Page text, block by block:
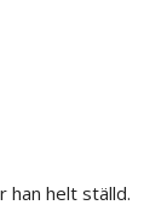
han helt ställd.